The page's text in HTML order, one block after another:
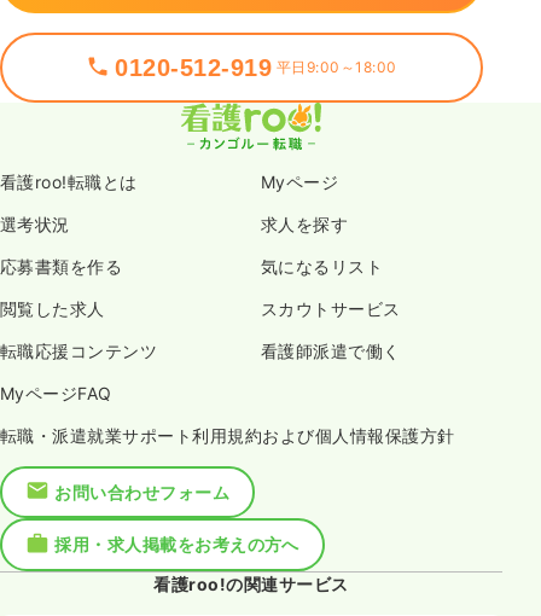
0120-512-919 平日9:00～18:00
看護roo!転職とは Myページ
選考状況 求人を探す
応募書類を作る 気になるリスト
閲覧した求人 スカウトサービス
転職応援コンテンツ 看護師派遣で働く
MyページFAQ
転職・派遣就業サポート利用規約および個人情報保護方針
お問い合わせフォーム
採用・求人掲載をお考えの方へ
看護roo!の関連サービス